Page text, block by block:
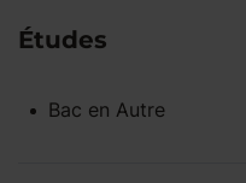
Études
Bac en Autre